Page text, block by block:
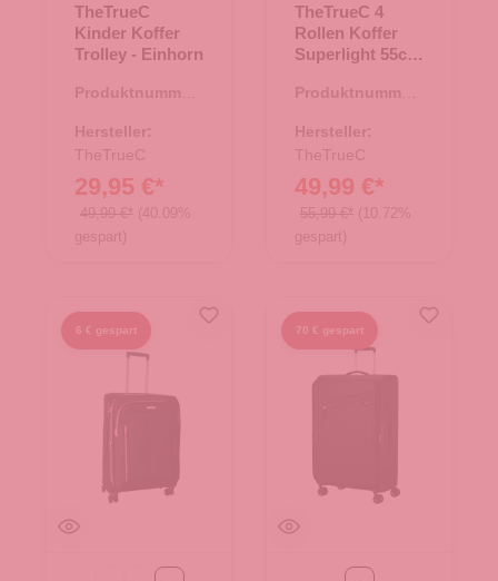
TheTrueC
Kinder Koffer
Trolley - Einhorn
Produktnummer:
Hersteller:
TheTrueC
29,95 €*
49,99 €* (40.09%
gespart)
TheTrueC 4
Rollen Koffer
Superlight 55cm
black/rose
Produktnummer:
Hersteller:
TheTrueC
49,99 €*
55,99 €* (10.72%
gespart)
6 € gespart 70 € gespart